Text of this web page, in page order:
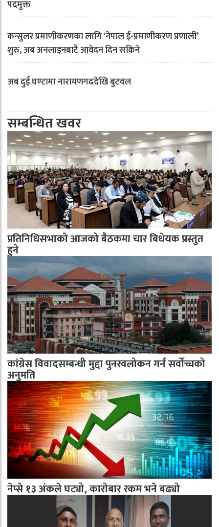
पदमुक्त
कन्सुलर प्रमाणीकरणका लागि ‘नेपाल ई-प्रमाणीकरण प्रणाली’
शुरु, अब अनलाइनबाटै आवेदन दिन सकिने
अब दुई घण्टामा नारायणगढदेखि बुटवल
सम्बन्धित खवर
प्रतिनिधिसभाको आजको बैठकमा चार बिधेयक प्रस्तुत
हुने
कांग्रेस विवादसम्बन्धी मुद्दा पुनरवलोकन गर्न सर्वोच्चको
अनुमति
नेप्से १३ अंकले घट्यो, कारोबार रकम भने बढ्यो